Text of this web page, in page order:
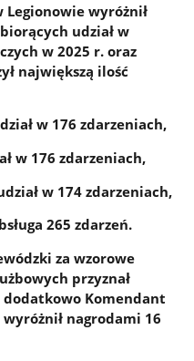
Legionowie wyróżnił
udział w
w 2025 r. oraz
największą ilość
w 176 zdarzeniach,
w 176 zdarzeniach,
w 174 zdarzeniach,
265 zdarzeń.
za wzorowe
przyznał
Komendant
nagrodami 16